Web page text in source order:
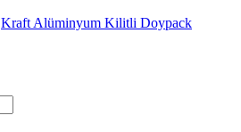
Kraft Alüminyum Kilitli Doypack